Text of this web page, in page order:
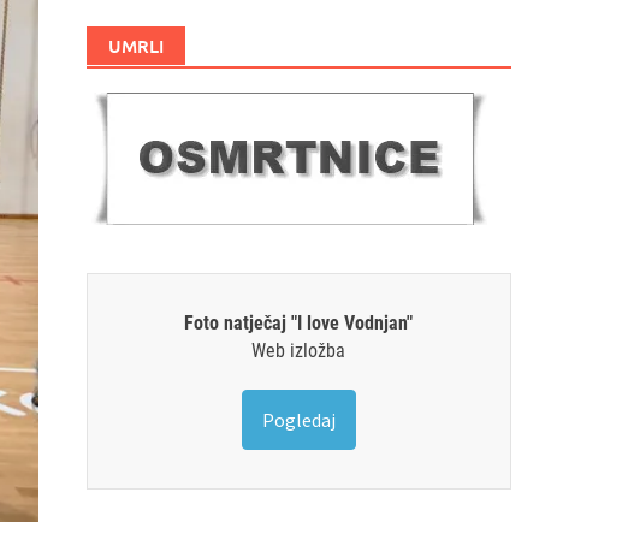
UMRLI
Foto natječaj "I love Vodnjan"
Web izložba
Pogledaj